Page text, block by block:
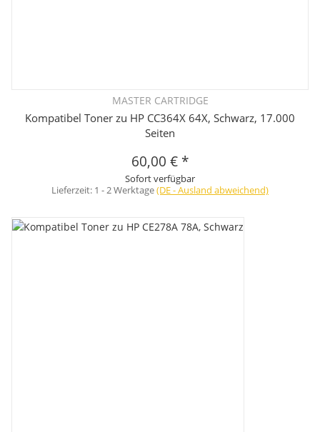
MASTER CARTRIDGE
Kompatibel Toner zu HP CC364X 64X, Schwarz, 17.000
Seiten
60,00 € *
Sofort verfügbar
Lieferzeit: 1 - 2 Werktage(DE - Ausland abweichend)